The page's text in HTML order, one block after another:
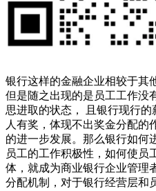
银行这样的金融企业相较于其
但是随之出现的是员工工作没
思进取的状态， 且银行现行的
人有奖，体现不出奖金分配的
的进一步发展。那么银行如何
员工的工作积极性，如何使员
体，就成为商业银行企业管理
分配机制，对于银行经营层和